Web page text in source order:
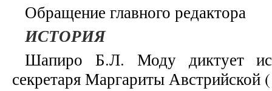
Обращение главного редактора
ИСТОРИЯ
Шапиро Б.Л. Моду диктует
секретаря Маргариты Австрийской